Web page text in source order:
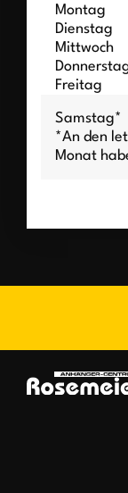
Montag
Dienstag
Mittwoch
Freitag
Samstag*
*An den
Monat